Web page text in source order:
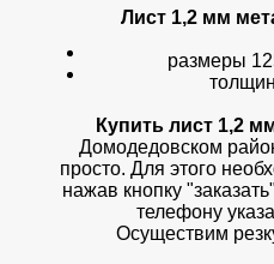
Лист 1,2 мм
размеры
Купить лист 1,2
Домодедовском
просто. Для этого
нажав кнопку
телефону
Осуществим